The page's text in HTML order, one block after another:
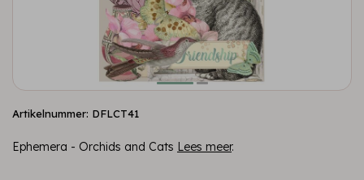
Artikelnummer: DFLCT41
Ephemera - Orchids and Cats Lees meer.